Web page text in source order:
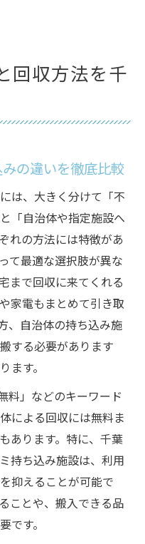
回収方法を千
の違いを徹底比較
は、大きく分けて「不
「自治体や指定施設へ
れの方法には特徴があ
て最適な選択肢が異な
まで回収に来てくれる
家電もまとめて引き取
、自治体の持ち込み施
する必要があります
ます。
料」などのキーワード
による回収には無料ま
あります。特に、千葉
持ち込み施設は、利用
抑えることが可能で
ことや、搬入できる品
です。